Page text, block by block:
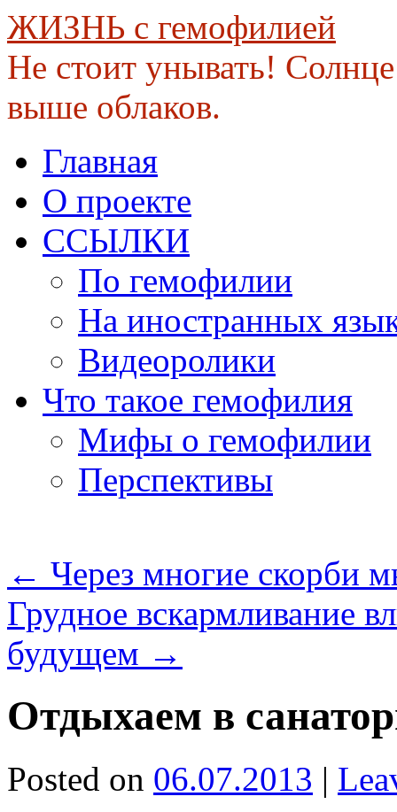
ЖИЗНЬ с гемофилией
Не стоит унывать!
выше облаков.
to
contentГлавная
О проекте
ССЫЛКИ
По гемофилии
На иностранных
Видеоролики
Что такое гемофилия
Мифы о гемофилии
Перспективы
← Через многие скорби
Грудное вскармливание
будущем →
Отдыхаем в
Posted on 06.07.2013 |